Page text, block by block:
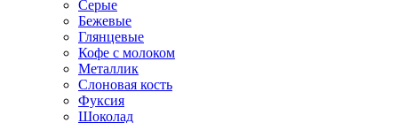
Серые
Бежевые
Глянцевые
Кофе с молоком
Металлик
Слоновая кость
Фуксия
Шоколад